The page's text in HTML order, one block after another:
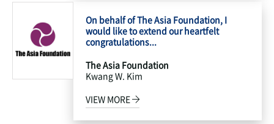
On behalf of The Asia Foundation, I
would like to extend our heartfelt
congratulations...
The Asia Foundation
Kwang W. Kim
VIEW MORE